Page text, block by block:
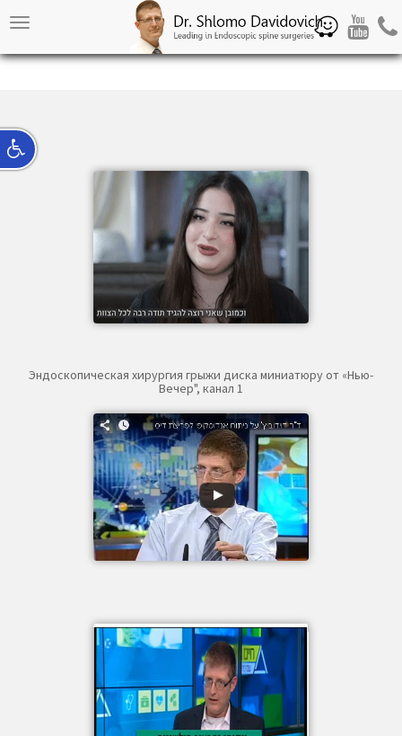
Toggle
Youtube
Waze
Эндоскопическая хирургия грыжи диска миниатюру от «Нью-
Вечер", канал 1